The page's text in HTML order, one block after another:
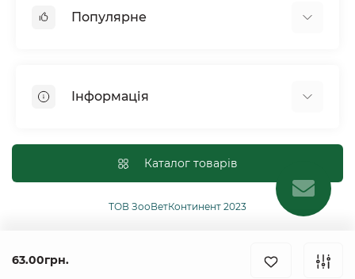
63.00грн.
Популярне
Птахи
Рептилії
Сільськогосподарські тварини та птахи
Інформація
Оплата і доставка
Політика конфіденційності
Публічна угода
Каталог товарів
ТОВ ЗооВетКонтинент 2023